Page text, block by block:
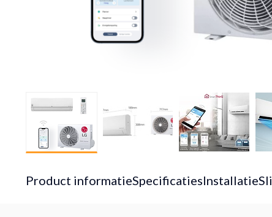
Product informatieSpecificatiesInstallatie